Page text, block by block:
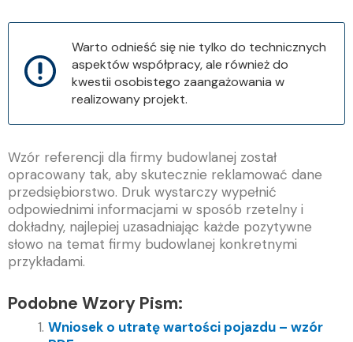
Warto odnieść się nie tylko do technicznych
aspektów współpracy, ale również do
kwestii osobistego zaangażowania w
realizowany projekt.
Wzór referencji dla firmy budowlanej został
opracowany tak, aby skutecznie reklamować dane
przedsiębiorstwo. Druk wystarczy wypełnić
odpowiednimi informacjami w sposób rzetelny i
dokładny, najlepiej uzasadniając każde pozytywne
słowo na temat firmy budowlanej konkretnymi
przykładami.
Podobne Wzory Pism:
Wniosek o utratę wartości pojazdu – wzór